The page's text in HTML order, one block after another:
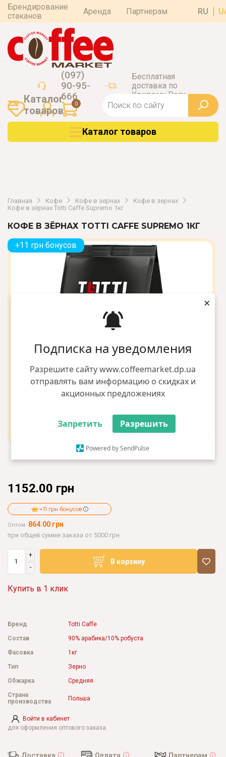
Подписка на уведомления
Разрешите сайту www.coffeemarket.dp.ua
отправлять вам информацию о скидках и
акционных предложениях
Запретить Разрешить
Powered by SendPulse
×
Брендирование
стаканов
Аренда Партнерам RU
(097)
90-95-
666
Бесплатная
доставка по
Кривому Рогу
0
Каталог
товаров
Каталог товаров
Главная Кофе Кофе в зернах
Кофе в зернах
Кофе в зёрнах Totti Caffe Supremo 1кг
КОФЕ В ЗЁРНАХ TOTTI CAFFE SUPREMO 1КГ
+11 грн бонусов
1152.00 грн
+11 грн бонусов
Оптом: 864.00 грн
при общей сумме заказа от 5000 грн
+
-
В корзину
Купить в 1 клик
Войти в кабинет
для оформления оптового заказа
Бренд
Totti Caffe
Состав
90% арабика/10% робуста
Фасовка
1кг
Тип
Зерно
Обжарка
Средняя
Страна
производства
Польша